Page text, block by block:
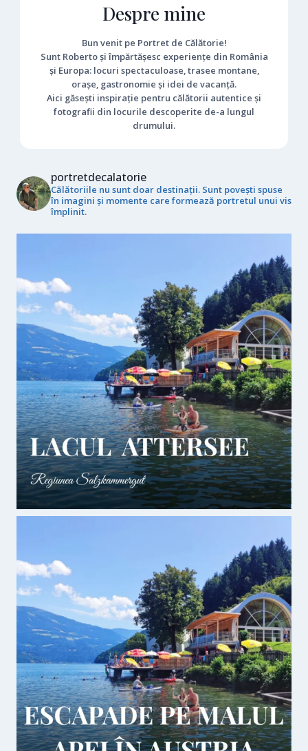
Despre mine
Bun venit pe Portret de Călătorie!
Sunt Roberto și împărtășesc experiențe din România
și Europa: locuri spectaculoase, trasee montane,
orașe, gastronomie și idei de vacanță.
Aici găsești inspirație pentru călătorii autentice și
fotografii din locurile descoperite de-a lungul
drumului.
portretdecalatorie
Călătoriile nu sunt doar destinații. Sunt povești spuse
în imagini și momente care formează portretul unui vis
împlinit.